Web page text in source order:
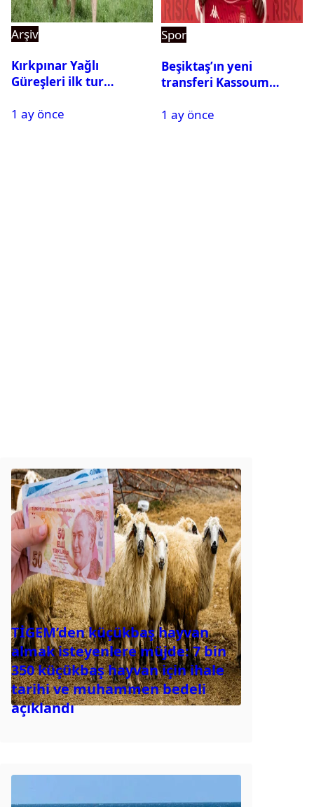
Arşiv
Kırkpınar Yağlı
Güreşleri ilk tur
2. tura geçen
1 ay önce
Spor
Beşiktaş’ın yeni
transferi Kassoum
gelecek? Resmi
1 ay önce
TİGEM’den küçükbaş hayvan
almak isteyenlere müjde: 7 bin
350 küçükbaş hayvan için ihale
tarihi ve muhammen bedeli
açıklandı